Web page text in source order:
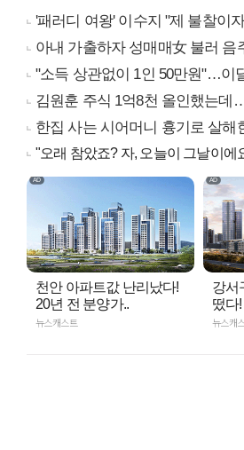
'패러디 여왕' 이수지 "제 불찰이
아내 가출하자 성매매女 불러 음
"소득 상관없이 1인 50만원"…이
김원훈 주식 1억8천 올인했는데
한집 사는 시어머니 흉기로 살해한
"오래 참았죠? 자, 오늘이 그날이에
천안 아파트값 난리났다!
20년 전 분양가..
뉴스캐스트
강서
떴다
뉴스캐